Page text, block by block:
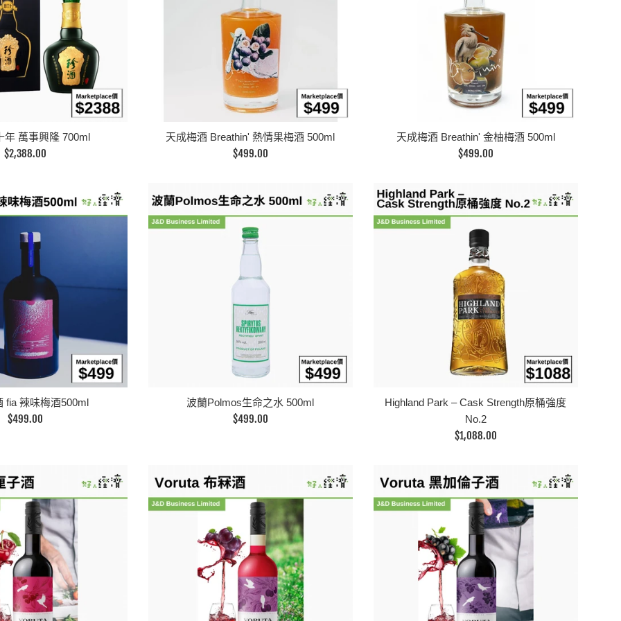
年 萬事興隆 700ml
定
$2,388.00
天成梅酒 Breathin' 熱情果梅酒 500ml
定
$499.00
天成梅酒 Breathin' 金柚梅酒 500ml
定
$499.00
fia 辣味梅酒500ml
定
$499.00
波蘭Polmos生命之水 500ml
定
$499.00
Highland Park – Cask Strength原桶強度
No.2
定
$1,088.00